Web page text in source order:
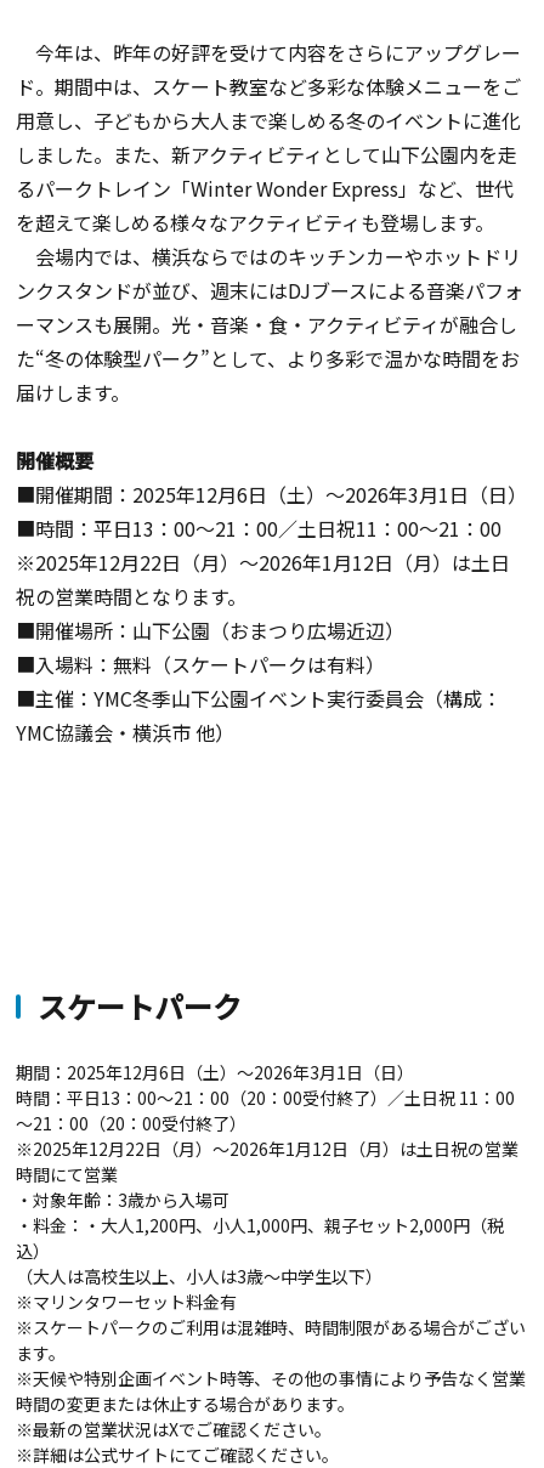
今年は、昨年の好評を受けて内容をさらにアップグレー
ド。期間中は、スケート教室など多彩な体験メニューをご
用意し、子どもから大人まで楽しめる冬のイベントに進化
しました。また、新アクティビティとして山下公園内を走
るパークトレイン「Winter Wonder Express」など、世代
を超えて楽しめる様々なアクティビティも登場します。
会場内では、横浜ならではのキッチンカーやホットドリ
ンクスタンドが並び、週末にはDJブースによる音楽パフォ
ーマンスも展開。光・音楽・食・アクティビティが融合し
た“冬の体験型パーク”として、より多彩で温かな時間をお
届けします。
開催概要
■開催期間：2025年12月6日（土）～2026年3月1日（日）
■時間：平日13：00～21：00／土日祝11：00～21：00
※2025年12月22日（月）～2026年1月12日（月）は土日
祝の営業時間となります。
■開催場所：山下公園（おまつり広場近辺）
■入場料：無料（スケートパークは有料）
■主催：YMC冬季山下公園イベント実行委員会（構成：
YMC協議会・横浜市 他）
スケートパーク
期間：2025年12月6日（土）〜2026年3月1日（日）
時間：平日13：00〜21：00（20：00受付終了）／土日祝 11：00
～21：00（20：00受付終了）
※2025年12月22日（月）～2026年1月12日（月）は土日祝の営業
時間にて営業
・対象年齢：3歳から入場可
・料金：・大人1,200円、小人1,000円、親子セット2,000円（税
込）
（大人は高校生以上、小人は3歳～中学生以下）
※マリンタワーセット料金有
※スケートパークのご利用は混雑時、時間制限がある場合がござい
ます。
※天候や特別企画イベント時等、その他の事情により予告なく営業
時間の変更または休止する場合があります。
※最新の営業状況はXでご確認ください。
※詳細は公式サイトにてご確認ください。